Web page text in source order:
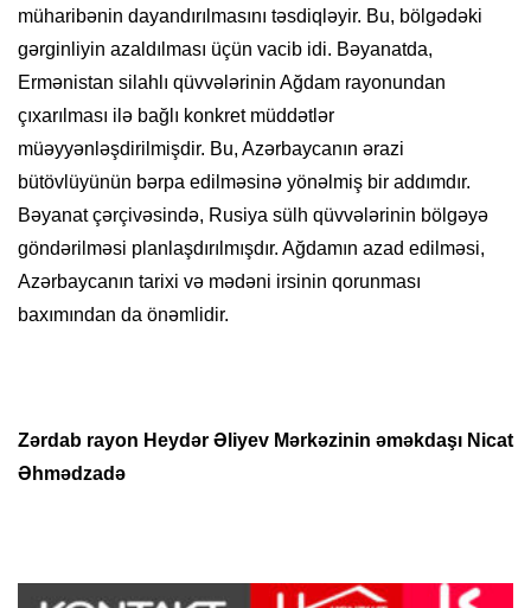
müharibənin dayandırılmasını təsdiqləyir. Bu, bölgədəki
gərginliyin azaldılması üçün vacib idi. Bəyanatda,
Ermənistan silahlı qüvvələrinin Ağdam rayonundan
çıxarılması ilə bağlı konkret müddətlər
müəyyənləşdirilmişdir. Bu, Azərbaycanın ərazi
bütövlüyünün bərpa edilməsinə yönəlmiş bir addımdır.
Bəyanat çərçivəsində, Rusiya sülh qüvvələrinin bölgəyə
göndərilməsi planlaşdırılmışdır. Ağdamın azad edilməsi,
Azərbaycanın tarixi və mədəni irsinin qorunması
baxımından da önəmlidir.
Zərdab rayon Heydər Əliyev Mərkəzinin əməkdaşı Nicat
Əhmədzadə